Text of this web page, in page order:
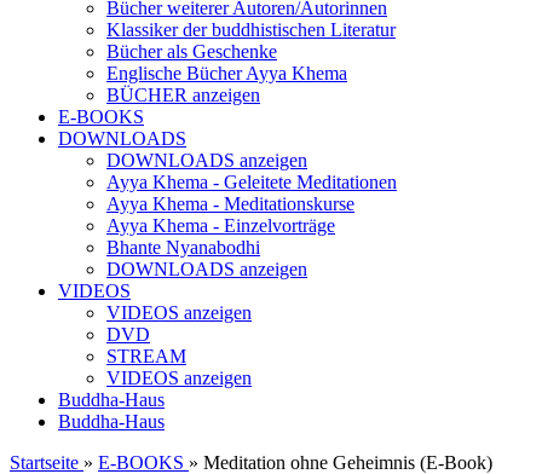
Bücher weiterer Autoren/Autorinnen
Klassiker der buddhistischen Literatur
Bücher als Geschenke
Englische Bücher Ayya Khema
BÜCHER anzeigen
E-BOOKS
DOWNLOADS
DOWNLOADS anzeigen
Ayya Khema - Geleitete Meditationen
Ayya Khema - Meditationskurse
Ayya Khema - Einzelvorträge
Bhante Nyanabodhi
DOWNLOADS anzeigen
VIDEOS
VIDEOS anzeigen
DVD
STREAM
VIDEOS anzeigen
Buddha-Haus
Buddha-Haus
Startseite » E-BOOKS » Meditation ohne Geheimnis (E-Book)